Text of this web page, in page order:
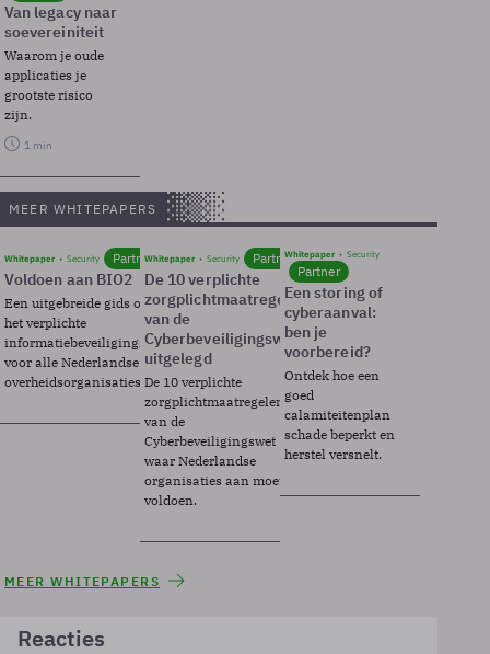
Van legacy naar
soevereiniteit
Waarom je oude
applicaties je
grootste risico
zijn.
1 min
MEER WHITEPAPERS
Whitepaper Security Partner
Voldoen aan BIO2
Een uitgebreide gids over BIO2,
het verplichte
informatiebeveiligingsframework
voor alle Nederlandse
overheidsorganisaties.
Whitepaper Security Partner
De 10 verplichte
zorgplichtmaatregelen
van de
Cyberbeveiligingswet
uitgelegd
De 10 verplichte
zorgplichtmaatregelen
van de
Cyberbeveiligingswet
waar Nederlandse
organisaties aan moeten
voldoen.
Whitepaper Security
Partner
Een storing of
cyberaanval:
ben je
voorbereid?
Ontdek hoe een
goed
calamiteitenplan
schade beperkt en
herstel versnelt.
MEER WHITEPAPERS
Reacties